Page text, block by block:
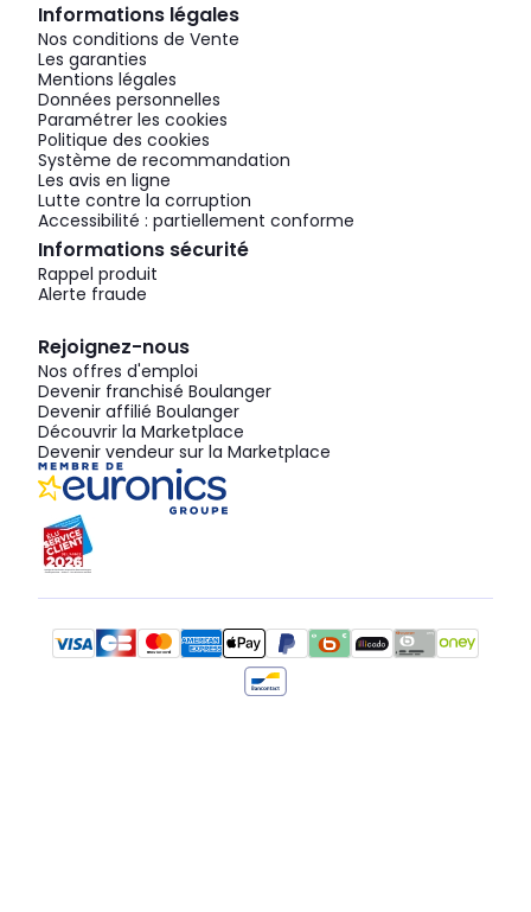
Informations légales
Nos conditions de Vente
Les garanties
Mentions légales
Données personnelles
Paramétrer les cookies
Politique des cookies
Système de recommandation
Les avis en ligne
Lutte contre la corruption
Accessibilité : partiellement conforme
Informations sécurité
Rappel produit
Alerte fraude
Rejoignez-nous
Nos offres d'emploi
Devenir franchisé Boulanger
Devenir affilié Boulanger
Découvrir la Marketplace
Devenir vendeur sur la Marketplace